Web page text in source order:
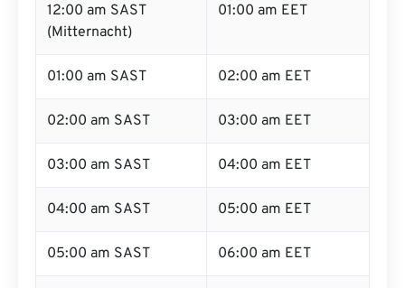
12:00 am SAST
(Mitternacht)
01:00 am EET
01:00 am SAST 02:00 am EET
02:00 am SAST 03:00 am EET
03:00 am SAST 04:00 am EET
04:00 am SAST 05:00 am EET
05:00 am SAST 06:00 am EET